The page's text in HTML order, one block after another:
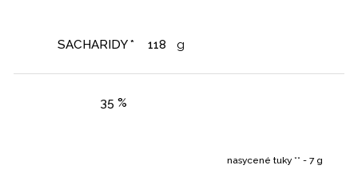
SACHARIDY * 118 g
35 %
nasycené tuky ** - 7 g